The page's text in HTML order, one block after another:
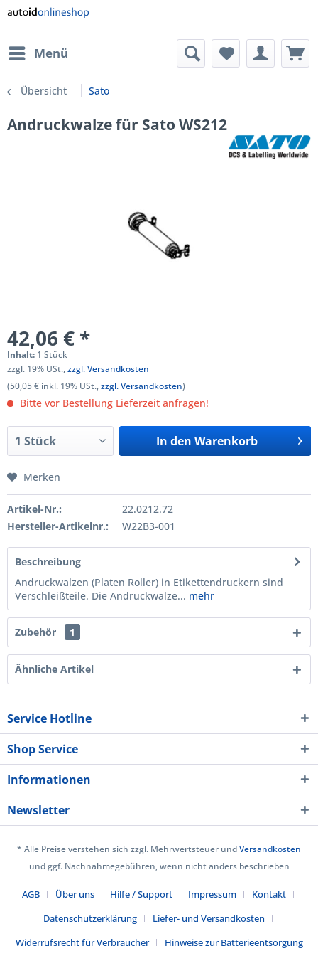
Menü
Übersicht Sato
Andruckwalze für Sato WS212
42,06 € *
Inhalt: 1 Stück
zzgl. 19% USt.,zzgl. Versandkosten
(50,05 € inkl. 19% USt.,zzgl. Versandkosten)
Bitte vor Bestellung Lieferzeit anfragen!
In den Warenkorb
Merken
Artikel-Nr.:
22.0212.72
Hersteller-Artikelnr.:
W22B3-001
Beschreibung
Andruckwalzen (Platen Roller) in Etikettendruckern sind
Verschleißteile. Die Andruckwalze... mehr
Zubehör 1
Ähnliche Artikel
Service Hotline
Shop Service
Informationen
Newsletter
* Alle Preise verstehen sich zzgl. Mehrwertsteuer undVersandkosten
und ggf. Nachnahmegebühren, wenn nicht anders beschrieben
AGB Über uns Hilfe / Support Impressum
Kontakt
Datenschutzerklärung
Liefer- und Versandkosten
Widerrufsrecht für Verbraucher
Hinweise zur Batterieentsorgung